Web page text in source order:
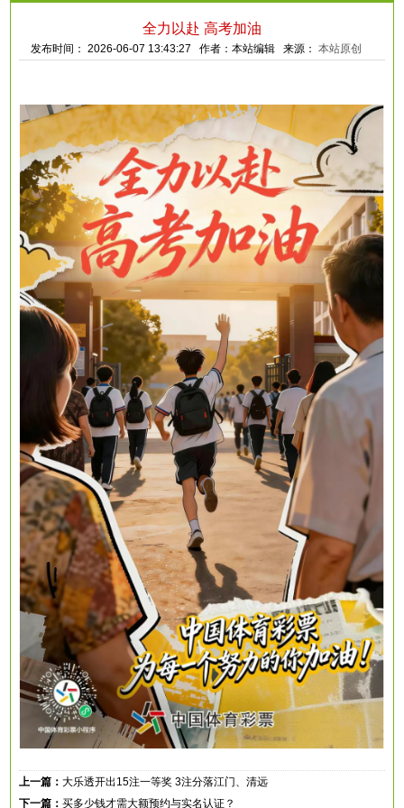
全力以赴 高考加油
发布时间： 2026-06-07 13:43:27 作者：本站编辑 来源：本站原创
上一篇：大乐透开出15注一等奖 3注分落江门、清远
下一篇：买多少钱才需大额预约与实名认证？